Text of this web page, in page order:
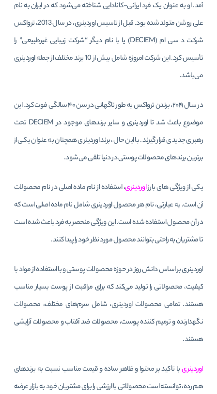
آمد. او به عنوان یک فرد ایرانی-کانادایی شناخته می‌شود که در ایران به نام
علی روشن متولد شده بود. قبل از تاسیس اوردینری، در سال 2013، ترواکس
شرکت د سی ام (DECIEM) یا با نام دیگر “شرکت زیبایی غیرطبیعی” را
تأسیس کرد. این شرکت امروزه شامل بیش از 10 برند مختلف از جمله اوردینری
می‌باشد.
در سال ۲۰۱۹، برندن ترواکس به طور ناگهانی در سن ۴۰ سالگی فوت کرد. این
موضوع باعث شد تا اوردینری و سایر برندهای موجود در DECIEM تحت
رهبری جدیدی قرار گیرند. با این حال، برند اوردینری همچنان به عنوان یکی از
برترین برندهای محصولات پوستی در دنیا تلقی می‌شود.
یکی از ویژگی های بارزاوردینری، استفاده از نام ماده اصلی در نام محصولات
آن است. به عبارتی، نام هر محصول اوردینری شامل نام ماده اصلی است که
در آن محصول استفاده شده است. این ویژگی منحصر به فرد باعث شده است
تا مشتریان به راحتی بتوانند محصول مورد نظر خود را پیدا کنند.
اوردینری بر اساس دانش روز در حوزه محصولات پوستی و با استفاده از مواد با
کیفیت، محصولاتی را تولید می‌کند که برای مراقبت از پوست بسیار مناسب
هستند. تمامی محصولات اوردینری، شامل سرم‌های مختلف، محصولات
نگهدارنده و ترمیم کننده پوست، محصولات ضد آفتاب و محصولات آرایشی
هستند.
اوردینریبا تأکید بر محتوا و ظاهر ساده و قیمت مناسب نسبت به برندهای
هم رده، توانسته است محصولاتی با ارزشی را برای مشتریان خود به بازار عرضه